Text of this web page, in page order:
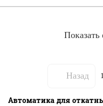
Автоматика для
Показать
Назад 1